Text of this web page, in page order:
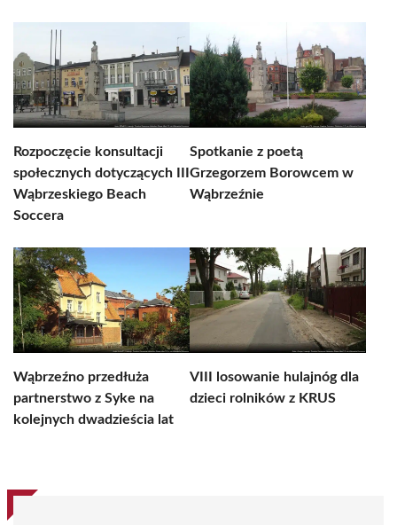
Rozpoczęcie konsultacji
społecznych dotyczących III
Wąbrzeskiego Beach
Soccera
Spotkanie z poetą
Grzegorzem Borowcem w
Wąbrzeźnie
Wąbrzeźno przedłuża
partnerstwo z Syke na
kolejnych dwadzieścia lat
VIII losowanie hulajnóg dla
dzieci rolników z KRUS